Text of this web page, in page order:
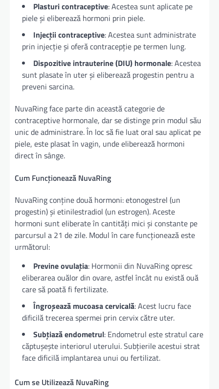
Plasturi contraceptive: Acestea sunt aplicate pe
piele și eliberează hormoni prin piele.
Injecții contraceptive: Acestea sunt administrate
prin injecție și oferă contracepție pe termen lung.
Dispozitive intrauterine (DIU) hormonale: Acestea
sunt plasate în uter și eliberează progestin pentru a
preveni sarcina.
NuvaRing face parte din această categorie de
contraceptive hormonale, dar se distinge prin modul său
unic de administrare. În loc să fie luat oral sau aplicat pe
piele, este plasat în vagin, unde eliberează hormoni
direct în sânge.
Cum Funcționează NuvaRing
NuvaRing conține două hormoni: etonogestrel (un
progestin) și etinilestradiol (un estrogen). Aceste
hormoni sunt eliberate în cantități mici și constante pe
parcursul a 21 de zile. Modul în care funcționează este
următorul:
Previne ovulația: Hormonii din NuvaRing opresc
eliberarea ouălor din ovare, astfel încât nu există ouă
care să poată fi fertilizate.
Îngroșează mucoasa cervicală: Acest lucru face
dificilă trecerea spermei prin cervix către uter.
Subțiază endometrul: Endometrul este stratul care
căptușește interiorul uterului. Subțierile acestui strat
face dificilă implantarea unui ou fertilizat.
Cum se Utilizează NuvaRing